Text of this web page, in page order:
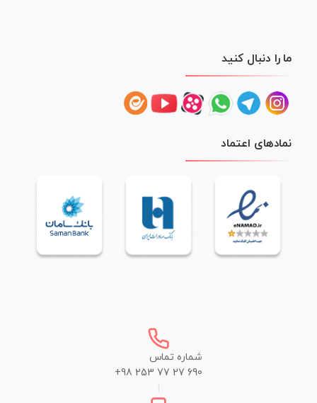
ما را دنبال کنید
نمادهای اعتماد
شماره تماس
+98 253 77 27 690